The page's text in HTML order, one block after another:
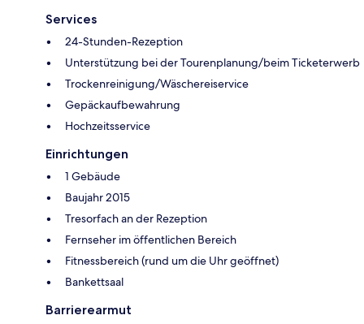
Services
24-Stunden-Rezeption
Unterstützung bei der Tourenplanung/beim Ticketerwerb
Trockenreinigung/Wäschereiservice
Gepäckaufbewahrung
Hochzeitsservice
Einrichtungen
1 Gebäude
Baujahr 2015
Tresorfach an der Rezeption
Fernseher im öffentlichen Bereich
Fitnessbereich (rund um die Uhr geöffnet)
Bankettsaal
Barrierearmut